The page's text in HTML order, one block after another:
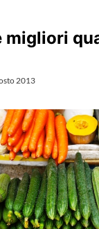
migliori
2013